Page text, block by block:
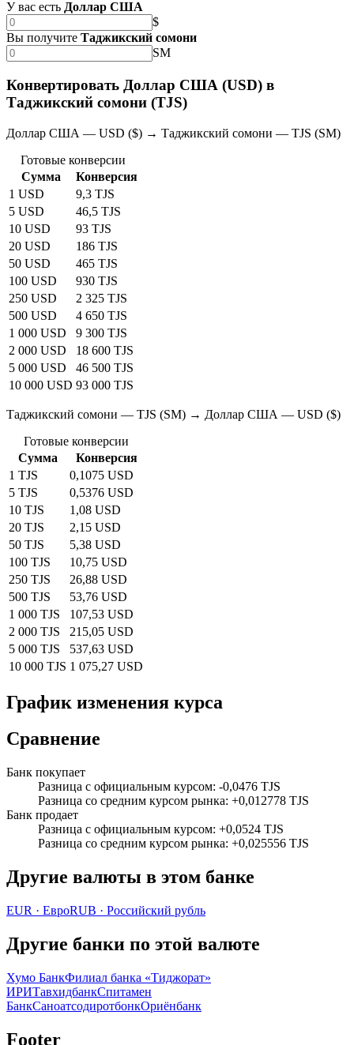
У вас есть Доллар США
$
Вы получите Таджикский сомони
SM
Конвертировать Доллар США (USD) в
Таджикский сомони (TJS)
Доллар США — USD ($) → Таджикский сомони — TJS (SM)
Готовые конверсии
Сумма
Конверсия
1 USD
9,3 TJS
5 USD
46,5 TJS
10 USD
93 TJS
20 USD
186 TJS
50 USD
465 TJS
100 USD
930 TJS
250 USD
2 325 TJS
500 USD
4 650 TJS
1 000 USD
9 300 TJS
2 000 USD
18 600 TJS
5 000 USD
46 500 TJS
10 000 USD 93 000 TJS
Таджикский сомони — TJS (SM) → Доллар США — USD ($)
Готовые конверсии
Сумма
Конверсия
1 TJS
0,1075 USD
5 TJS
0,5376 USD
10 TJS
1,08 USD
20 TJS
2,15 USD
50 TJS
5,38 USD
100 TJS
10,75 USD
250 TJS
26,88 USD
500 TJS
53,76 USD
1 000 TJS
107,53 USD
2 000 TJS
215,05 USD
5 000 TJS
537,63 USD
10 000 TJS 1 075,27 USD
График изменения курса
Сравнение
Банк покупает
Разница с официальным курсом: -0,0476 TJS
Разница со средним курсом рынка: +0,012778 TJS
Банк продает
Разница с официальным курсом: +0,0524 TJS
Разница со средним курсом рынка: +0,025556 TJS
Другие валюты в этом банке
EUR · ЕвроRUB · Российский рубль
Другие банки по этой валюте
Хумо БанкФилиал банка «Тиджорат»
ИРИТавхидбанкСпитамен
БанкСаноатсодиротбонкОриёнбанк
Footer